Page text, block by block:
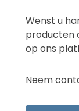
Wenst u
producten
op ons
Neem